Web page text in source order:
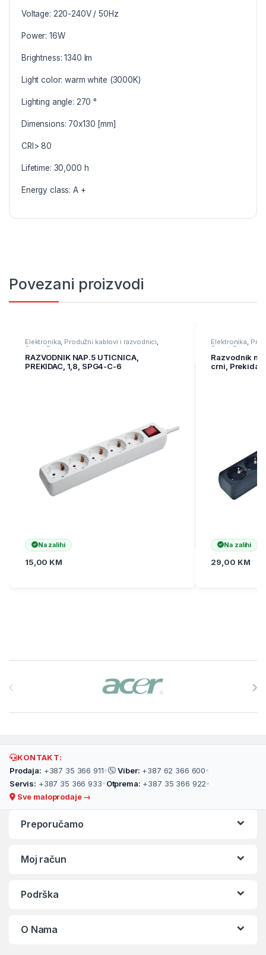
Voltage: 220-240V / 50Hz
Power: 16W
Brightness: 1340 lm
Light color: warm white (3000K)
Lighting angle: 270 °
Dimensions: 70x130 [mm]
CRI> 80
Lifetime: 30,000 h
Energy class: A +
Povezani proizvodi
Elektronika, Produžni kablovi i razvodnici,
Smart Program
RAZVODNIK NAP.5 UTICNICA,
PREKIDAC, 1,8, SPG4-C-6
Na zalihi
15,00 KM
Elektronika,
Smart Program
Razvodnik
crni,
Na zalihi
29,00 KM
KONTAKT:
Prodaja: +387 35 366 911• Viber: +387 62 366 600•
Servis: +387 35 366 933• Otprema: +387 35 366 922•
Sve maloprodaje →
Preporučamo
Moj račun
Podrška
O Nama